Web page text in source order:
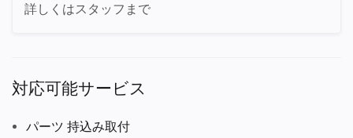
詳しくはスタッフまで
対応可能サービス
パーツ 持込み取付